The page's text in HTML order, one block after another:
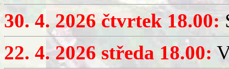
30. 4. 2026 čtvrtek 18.00:
22. 4. 2026 středa 18.00: